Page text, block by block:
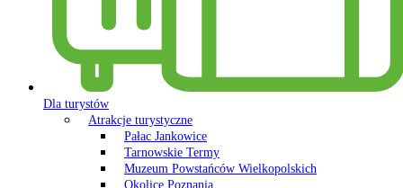
Dla turystów
Atrakcje turystyczne
Pałac Jankowice
Tarnowskie Termy
Muzeum Powstańców Wielkopolskich
Okolice Poznania